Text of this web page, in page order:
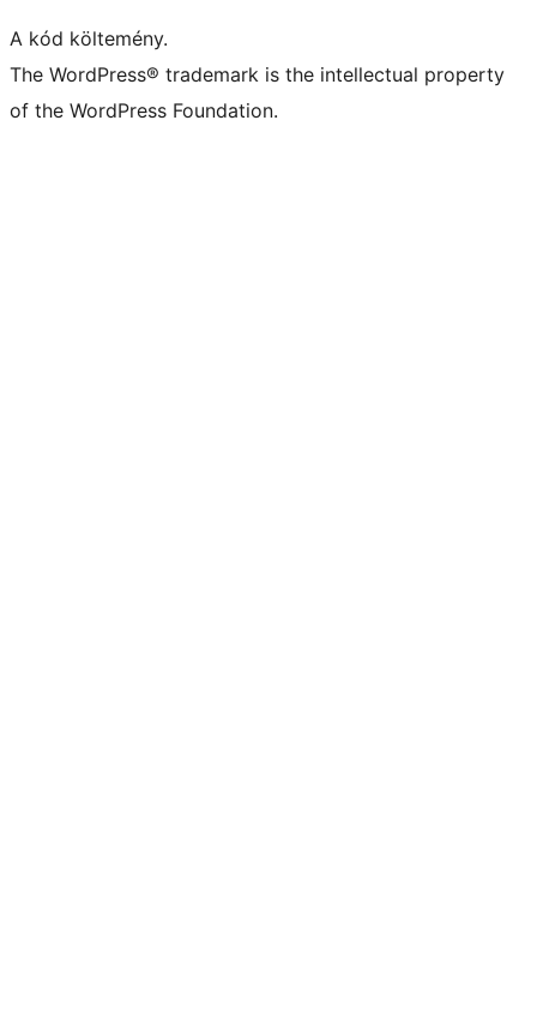
A kód költemény.
The WordPress® trademark is the intellectual property
of the WordPress Foundation.